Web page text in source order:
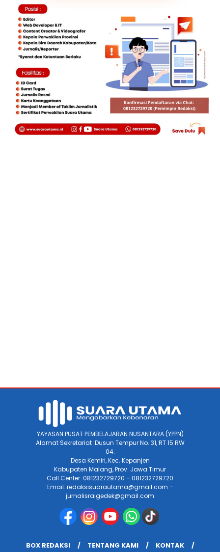
YAYASAN PUSAT PEMBELAJARAN NUSANTARA (YPPN)
Alamat Sekretariat :Dusun Tempur No. 31, RT 15 RW
04.
Desa Kemiri, Kec. Kepanjen
Kabupaten Malang, Prov. Jawa Timur
Call Center: 081232729720 – 081232729720
Email: redaksisuarautama@gmail.com –
jurnalisraigedek@gmail.com
BOX REDAKSI TENTANG KAMI KONTAK